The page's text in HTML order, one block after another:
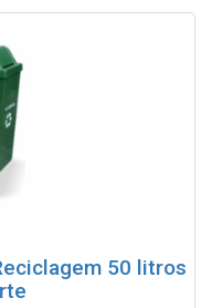
50 litros